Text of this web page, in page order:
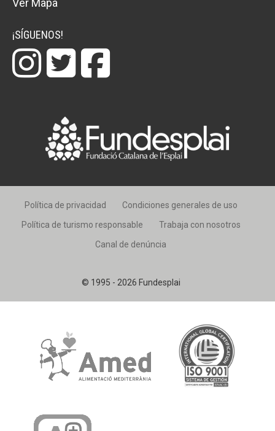
¡SÍGUENOS!
© 1995 - 2026 Fundesplai
Política de privacidad
Condiciones generales de uso
Política de turismo responsable
Trabaja con nosotros
Canal de denúncia